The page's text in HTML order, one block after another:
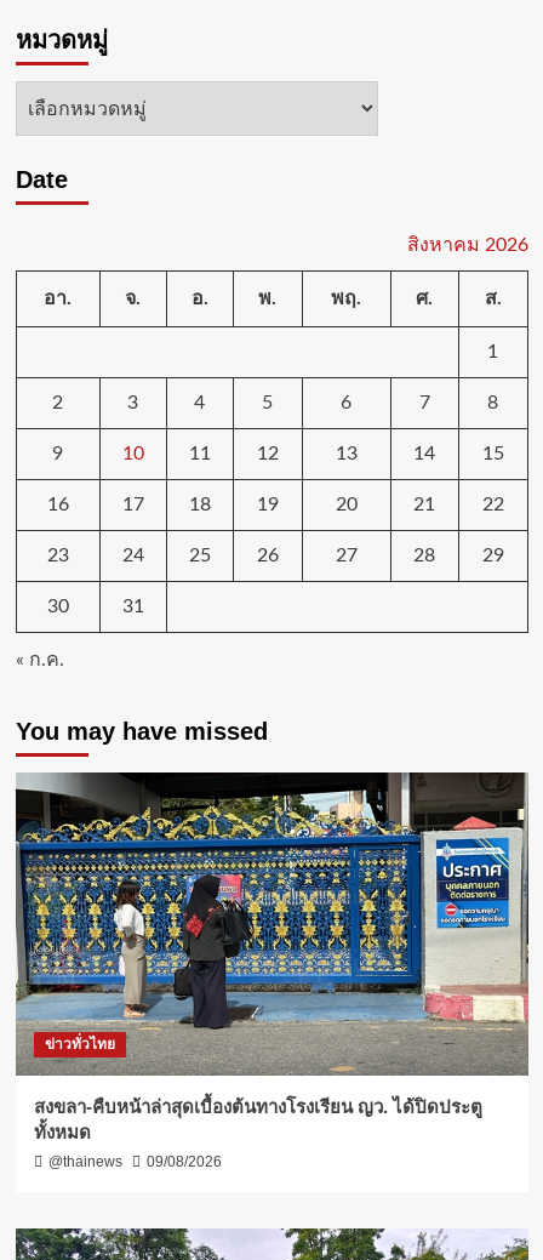
หมวดหมู่
หมวด
Date
สิงหาคม 2026
อา. จ. อ. พ. พฤ. ศ. ส.
1
2 3 4 5 6 7 8
9 10 11 12 13 14 15
16 17 18 19 20 21 22
23 24 25 26 27 28 29
30 31
« ก.ค.
You may have missed
ข่าวทั่วไทย
สงขลา-คืบหน้าล่าสุดเบื้องต้นทางโรงเรียน ญว. ได้ปิดประตู
ทั้งหมด
@thainews 09/08/2026